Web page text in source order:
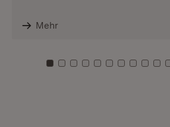
Mehr
Zu Kachel: 0
Zu Kachel: 1
Zu Kachel: 2
Zu Kachel: 3
Zu Kachel: 4
Zu Kachel: 5
ZuZuZu